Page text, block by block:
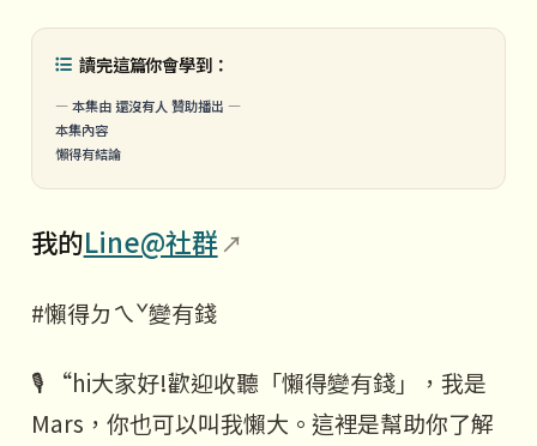
讀完這篇你會學到：
— 本集由還沒有人 贊助播出 —
本集內容
懶得有結論
我的Line@社群
#懶得ㄉㄟˇ變有錢
🎙️ “hi大家好!歡迎收聽「懶得變有錢」，我是
Mars，你也可以叫我懶大。這裡是幫助你了解